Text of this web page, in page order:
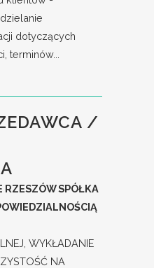
dotyczących
terminów...
/
RZESZÓW SPÓŁKA
WYKŁADANIE
NA